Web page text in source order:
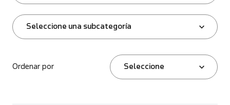
Seleccione una subcategoría
Ordenar por Seleccione